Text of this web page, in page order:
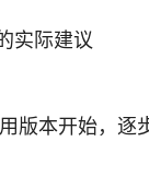
实际建议
版本开始，逐